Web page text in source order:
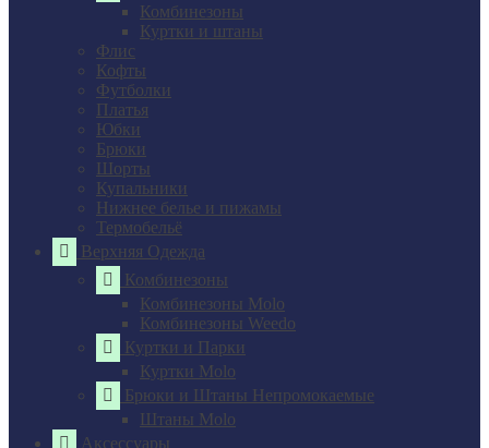
Комбинезоны
Куртки и штаны
Флис
Кофты
Футболки
Платья
Юбки
Брюки
Шорты
Купальники
Нижнее белье и пижамы
Термобельё
Верхняя Одежда
Комбинезоны
Комбинезоны Molo
Комбинезоны Weedo
Куртки и Парки
Куртки Molo
Брюки и Штаны Непромокаемые
Штаны Molo
Аксессуары